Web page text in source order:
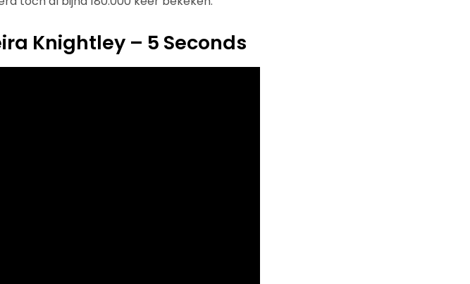
Knightley – 5 Seconds